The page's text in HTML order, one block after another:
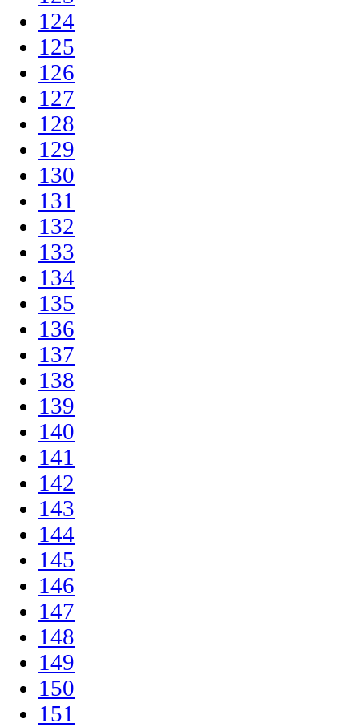
124
125
126
127
128
129
130
131
132
133
134
135
136
137
138
139
140
141
142
143
144
145
146
147
148
149
150
151